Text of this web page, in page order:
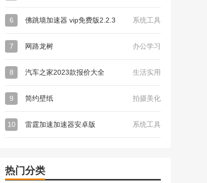
6 佛跳墙加速器 vip免费版2.2.3 系统工具
7 网路龙树 办公学习
8 汽车之家2023款报价大全 生活实用
9 简约壁纸 拍摄美化
10 雷霆加速加速器安卓版 系统工具
热门分类